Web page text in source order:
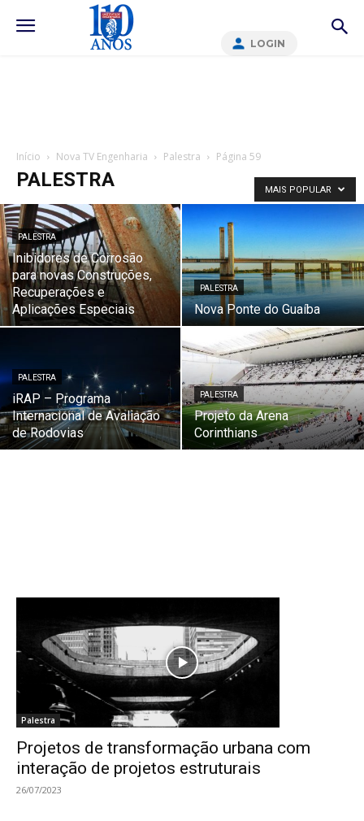
LOGIN
Início Nova TV Engenharia Palestra Página 59
PALESTRA MAIS POPULAR
PALESTRA
Inibidores de Corrosão
para novas Construções,
Recuperações e
Aplicações Especiais
PALESTRA
Nova Ponte do Guaíba
PALESTRA
iRAP – Programa
Internacional de Avaliação
de Rodovias
PALESTRA
Projeto da Arena
Corinthians
Palestra
Projetos de transformação urbana com
interação de projetos estruturais
26/07/2023